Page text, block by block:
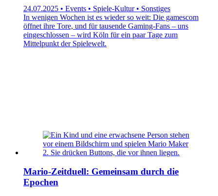
24.07.2025 • Events • Spiele-Kultur • Sonstiges
In wenigen Wochen ist es wieder so weit: Die gamescom
öffnet ihre Tore, und für tausende Gaming-Fans – uns
eingeschlossen – wird Köln für ein paar Tage zum
Mittelpunkt der Spielewelt.
Mario-Zeitduell: Gemeinsam durch die
Epochen